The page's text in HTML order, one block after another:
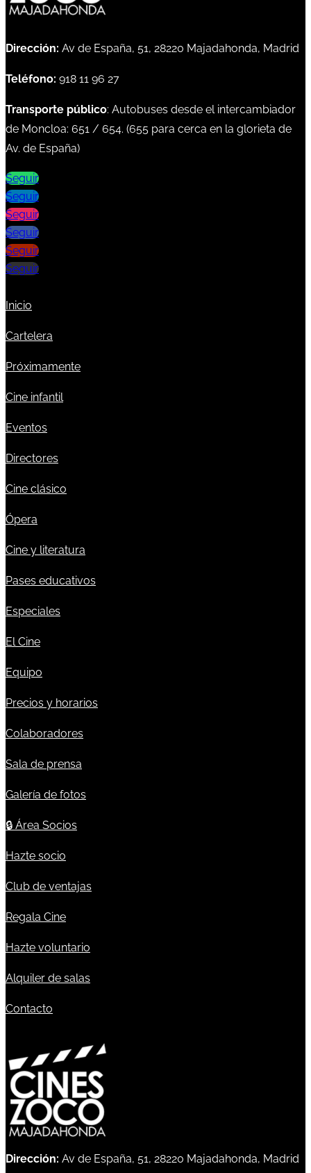
Dirección: Av de España, 51, 28220 Majadahonda, Madrid
Teléfono: 918 11 96 27
Transporte público: Autobuses desde el intercambiador
de Moncloa: 651 / 654. (655 para cerca en la glorieta de
Av. de España)
Seguir
Seguir
Seguir
Seguir
Seguir
Seguir
Inicio
Cartelera
Próximamente
Cine infantil
Eventos
Directores
Cine clásico
Ópera
Cine y literatura
Pases educativos
Especiales
El Cine
Equipo
Precios y horarios
Colaboradores
Sala de prensa
Galería de fotos
🔒 Área Socios
Hazte socio
Club de ventajas
Regala Cine
Hazte voluntario
Alquiler de salas
Contacto
Dirección: Av de España, 51, 28220 Majadahonda, Madrid